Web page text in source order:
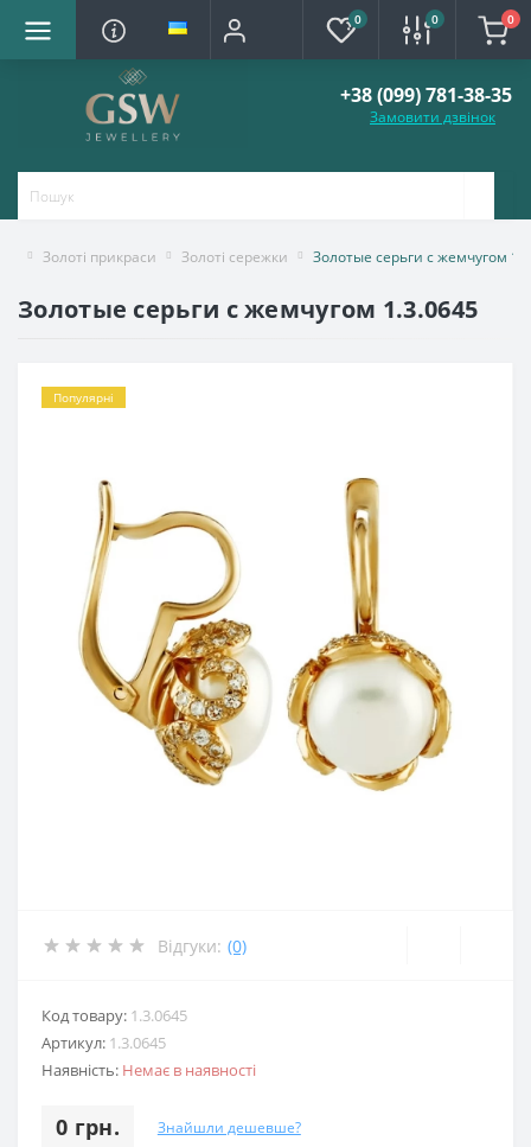
0 0 0
+38 (099) 781-38-35
Замовити дзвінок
Золоті прикраси Золоті сережки Золотые серьги с жемчугом
Золотые серьги с жемчугом 1.3.0645
Популярні
Відгуки: (0)
Код товару: 1.3.0645
Артикул: 1.3.0645
Наявність: Немає в наявності
0 грн. Знайшли дешевше?